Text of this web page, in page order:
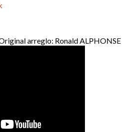
arreglo: Ronald ALPHONSE